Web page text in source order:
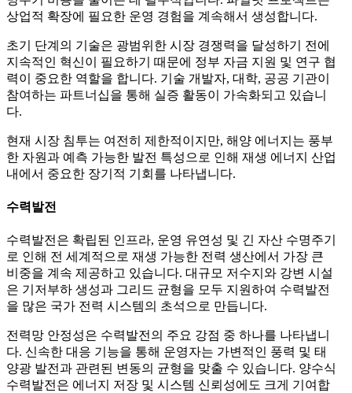
상업적 확장에 필요한 운영 경험을 계속해서 생성합니다.
초기 단계의 기술은 광범위한 시장 경쟁력을 달성하기 전에
지속적인 혁신이 필요하기 때문에 정부 자금 지원 및 연구 협
력이 중요한 역할을 합니다. 기술 개발자, 대학, 공공 기관이
참여하는 파트너십을 통해 실증 활동이 가속화되고 있습니
다.
현재 시장 침투는 여전히 제한적이지만, 해양 에너지는 풍부
한 자원과 예측 가능한 발전 특성으로 인해 재생 에너지 산업
내에서 중요한 장기적 기회를 나타냅니다.
수력발전
수력발전은 확립된 인프라, 운영 유연성 및 긴 자산 수명주기
로 인해 전 세계적으로 재생 가능한 전력 생산에서 가장 큰
비중을 계속 제공하고 있습니다. 대규모 저수지와 강변 시설
은 기저부하 생성과 그리드 균형을 모두 지원하여 수력발전
을 많은 국가 전력 시스템의 초석으로 만듭니다.
전력망 안정성은 수력발전의 주요 강점 중 하나를 나타냅니
다. 신속한 대응 기능을 통해 운영자는 가변적인 풍력 및 태
양광 발전과 관련된 변동의 균형을 맞출 수 있습니다. 양수식
수력발전은 에너지 저장 및 시스템 신뢰성에도 크게 기여합